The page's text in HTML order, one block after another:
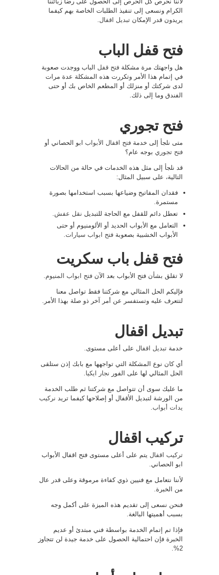
الكرام ونسعى إلى تنفيذ الطلبات الخاصة بهم كيفما
يريدون قدر الإمكان تبديل اقفال
فتح قفل الباب
هل واجهتك مرة مشكلة فتح قفل الباب ووجدت صعوبة
في إتمام هذا الأمر وتكررت هذه المشكلة عدة مرات
لدى شركتك أو منزلك أو المطعم الخاص بك أو حتى
الفندق وما إلى ذلك.
فتح تجوري
متى نلجأ إلى خدمة فتح اقفال الأبواب ابو الحصاني أو
فتح تجوري بوجه عام؟
قد نلجأ إلى مثل هذه الخدمات في حالة من الحالات
التالية، على سبيل المثال:
فقدان المفاتيح وضياعها بسبب استخدامها بصورة
مستمرة.
تعطل دائم للقفل مع الحاجة للتبديل نقل عفش
التعامل مع الأبواب الحديد أو الألومنيوم أو حتى
الأبواب الخشبية بصعوبة فتح ابواب سيارات
فتح قفل باب سكريت
لا تقلق بشأن فتح الأبواب بعد الآن فتح ابواب المنيوم
فإليكم الحل المثالي مع شركتنا فقط تواصل معنا
لتتعرف عليه وتستفسر عن أمر آخر ذو صلة بهذا الأمر.
تبديل اقفال
خدمة تبديل اقفال على أعلى مستوى.
أي كان نوع المشكلة التي تواجهها مع بابك إذن ستلقى
الحل المثالي لها على الفور نجار ايكيا
ما عليك سوى أن تتواصل مع شركتنا ثم طلب الخدمة
من الورشة لتبديل الأقفال أو إصلاحها كيفما تريد نركيب
يدات أبواب
تركيب اقفال
تركيب اقفال يتم على أعلى مستوى فتح اقفال الأبواب
ابو الحصاني.
لأننا نتعامل مع فنيين ذوي كفاءة مرموقة وعلى قدر عال
من الخبرة.
فنحن نسعى إلى تقديم هذه الميزة على أكمل وجه
بسبب أهميتها البالغة.
فإذا تم إتمام الخدمة بواسطة فني مبتدئ أو عديم
الخبرة فإن احتمالية الحصول على خدمة جيدة لن تتجاوز
2%.